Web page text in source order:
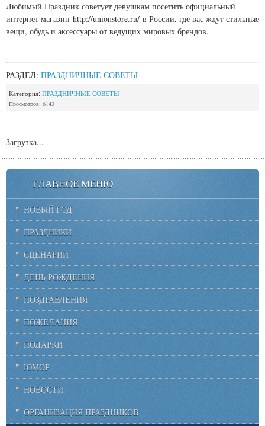
Любимый Праздник советует девушкам посетить официальный
интернет магазин http://unionstore.ru/ в России, где вас ждут стильные
вещи, обудь и аксессуары от ведущих мировых брендов.
РАЗДЕЛ: ПРАЗДНИЧНЫЕ СОВЕТЫ
Категория: ПРАЗДНИЧНЫЕ СОВЕТЫ
Просмотров: 6143
Загрузка...
ГЛАВНОЕ МЕНЮ
НОВЫЙ ГОД
ПРАЗДНИКИ
СЦЕНАРИИ
ДЕНЬ РОЖДЕНИЯ
ПОЗДРАВЛЕНИЯ
ПОЖЕЛАНИЯ
ПОДАРКИ
ЮМОР
НОВОСТИ
ОРГАНИЗАЦИЯ ПРАЗДНИКОВ